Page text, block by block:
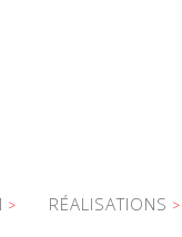
RÉALISATIONS